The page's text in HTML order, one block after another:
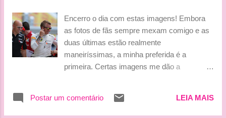
dónde estamos”, comentó. Después
hablaba de los Pirelli: “El tipo de neumático
que se puede contar con la experiencia del
año pasado y, aparte de eso, son las mismas
nuestros rivales debemos entenderlos tan
Encerro o dia com estas imagens! Embora
as fotos de fãs sempre mexam comigo e as
duas últimas estão realmente
maneiríssimas, a minha preferida é a
primeira. Certas imagens me dão a
Beijinhos, Ludy
Postar um comentário LEIA MAIS